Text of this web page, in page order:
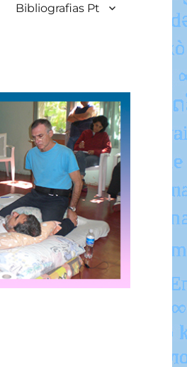
Bibliografias Pt